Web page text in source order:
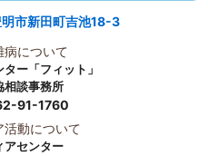
市新田町吉池18-3
病について
ー「フィット」
相談事務所
91-1760
活動について
アセンター